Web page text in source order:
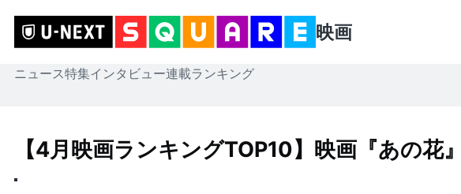
映画
ニュース特集インタビュー連載ランキング
【4月映画ランキングTOP10】映画『あの花